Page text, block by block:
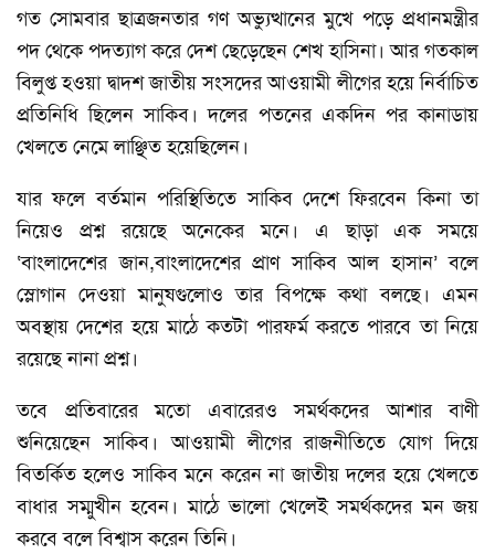
গত সোমবার ছাত্রজনতার গণ অভ্যুত্থানের মুখে পড়ে প্রধানমন্ত্রীর
পদ থেকে পদত্যাগ করে দেশ ছেড়েছেন শেখ হাসিনা। আর গতকাল
বিলুপ্ত হওয়া দ্বাদশ জাতীয় সংসদের আওয়ামী লীগের হয়ে নির্বাচিত
প্রতিনিধি ছিলেন সাকিব। দলের পতনের একদিন পর কানাডায়
খেলতে নেমে লাঞ্ছিত হয়েছিলেন।
যার ফলে বর্তমান পরিস্থিতিতে সাকিব দেশে ফিরবেন কিনা তা
নিয়েও প্রশ্ন রয়েছে অনেকের মনে। এ ছাড়া এক সময়ে
‘বাংলাদেশের জান,বাংলাদেশের প্রাণ সাকিব আল হাসান’ বলে
স্লোগান দেওয়া মানুষগুলোও তার বিপক্ষে কথা বলছে। এমন
অবস্থায় দেশের হয়ে মাঠে কতটা পারফর্ম করতে পারবে তা নিয়ে
রয়েছে নানা প্রশ্ন।
তবে প্রতিবারের মতো এবারেরও সমর্থকদের আশার বাণী
শুনিয়েছেন সাকিব। আওয়ামী লীগের রাজনীতিতে যোগ দিয়ে
বিতর্কিত হলেও সাকিব মনে করেন না জাতীয় দলের হয়ে খেলতে
বাধার সম্মুখীন হবেন। মাঠে ভালো খেলেই সমর্থকদের মন জয়
করবে বলে বিশ্বাস করেন তিনি।